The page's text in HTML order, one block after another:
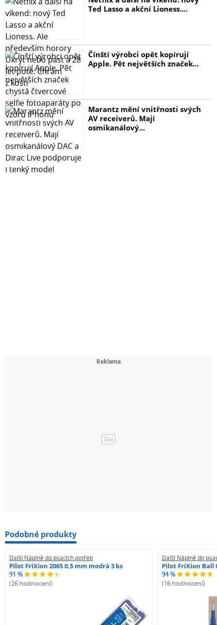
Ted Lasso a akční Lioness....
Čínští výrobci opět kopírují
Apple. Pět největších značek...
Marantz mění vnitřnosti svých
AV receiverů. Mají
osmikanálový...
Podobné produkty
Další Náplně do psacích potřeb
Pilot FriXion 2065 0,5 mm modrá 3 ks
91 %
(26 hodnocení)
Další Náplně do
Pilot FriXion Ball
94 %
(16 hodnocení)